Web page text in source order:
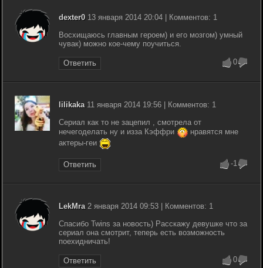
dexter013 января 2014 20:04 | Комментов: 1
Восхищаюсь главным героем) и его мозгом) умный
чувак) можно кое-чему поучиться.
Ответить 0
lilikaka11 января 2014 19:56 | Комментов: 1
Сериал как то не зацепил , смотрела от
нечегоделать ну и изза Кэффри
нравятся мне
актеры-геи
Ответить -1
LekMra2 января 2014 09:53 | Комментов: 1
Спасибо Twins за новость) Расскажу девушке что за
сериал она смотрит, теперь есть возможность
поехидничать!
Ответить 0